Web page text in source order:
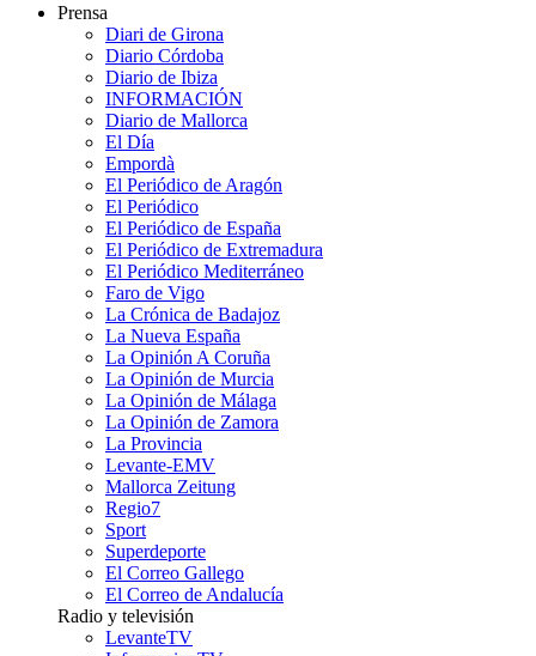
Prensa
Diari de Girona
Diario Córdoba
Diario de Ibiza
INFORMACIÓN
Diario de Mallorca
El Día
Empordà
El Periódico de Aragón
El Periódico
El Periódico de España
El Periódico de Extremadura
El Periódico Mediterráneo
Faro de Vigo
La Crónica de Badajoz
La Nueva España
La Opinión A Coruña
La Opinión de Murcia
La Opinión de Málaga
La Opinión de Zamora
La Provincia
Levante-EMV
Mallorca Zeitung
Regio7
Sport
Superdeporte
El Correo Gallego
El Correo de Andalucía
Radio y televisión
LevanteTV